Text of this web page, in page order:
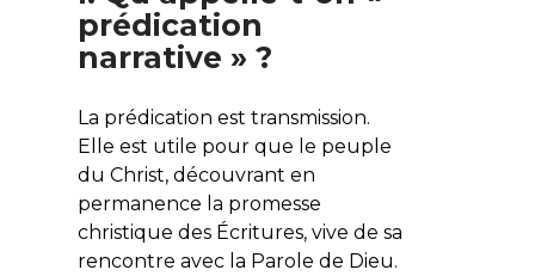
prédication
narrative » ?
La prédication est transmission.
Elle est utile pour que le peuple
du Christ, découvrant en
permanence la promesse
christique des Écritures, vive de sa
rencontre avec la Parole de Dieu.